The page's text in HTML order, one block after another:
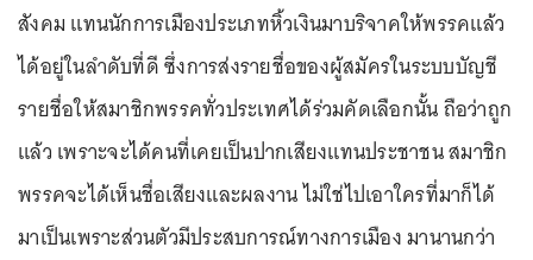
สังคม แทนนักการเมืองประเภทหิ้วเงินมาบริจาคให้พรรคแล้ว
ได้อยู่ในลำดับที่ดี ซึ่งการส่งรายชื่อของผู้สมัครในระบบบัญชี
รายชื่อให้สมาชิกพรรคทั่วประเทศได้ร่วมคัดเลือกนั้น ถือว่าถูก
แล้ว เพราะจะได้คนที่เคยเป็นปากเสียงแทนประชาชน สมาชิก
พรรคจะได้เห็นชื่อเสียงและผลงาน ไม่ใช่ไปเอาใครที่มาก็ได้
มาเป็นเพราะส่วนตัวมีประสบการณ์ทางการเมือง มานานกว่า